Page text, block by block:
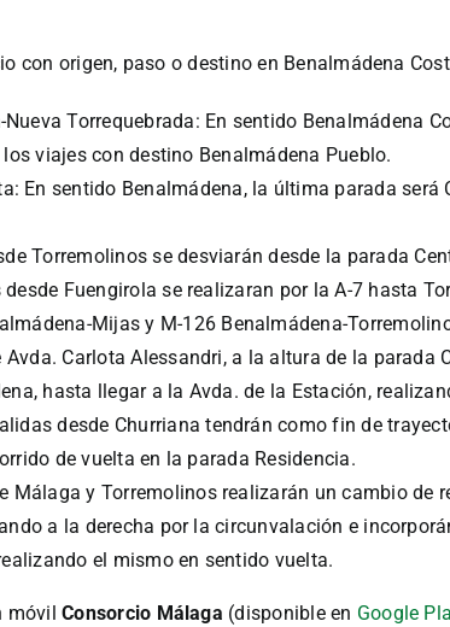
con origen, paso o destino en Benalmádena
Torrequebrada: En sentido Benalmádena
viajes con destino Benalmádena Pueblo.
En sentido Benalmádena, la última parada
Torremolinos se desviarán desde la parada
Fuengirola se realizaran por la A-7 hasta
Mijas y M-126 Benalmádena-
Carlota Alessandri, a la altura de la parada
hasta llegar a la Avda. de la Estación,
desde Churriana tendrán como fin de
de vuelta en la parada Residencia.
y Torremolinos realizarán un cambio de
a la derecha por la circunvalación e
el mismo en sentido vuelta.
móvilConsorcio Málaga (disponible en Google